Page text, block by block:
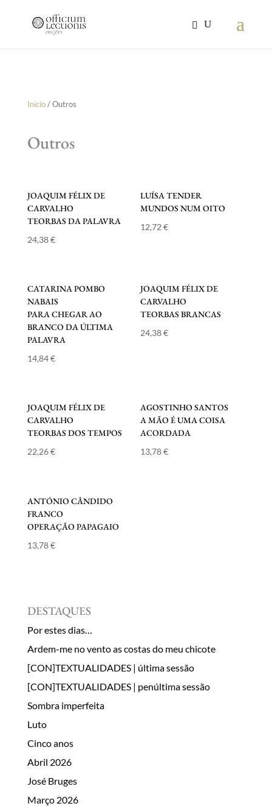
Início/ Outros
Outros
JOAQUIM FÉLIX DE
CARVALHO
TEORBAS DA PALAVRA
24,38€
LUÍSA TENDER
MUNDOS NUM OITO
12,72€
CATARINA POMBO
NABAIS
PARA CHEGAR AO
BRANCO DA ÚLTIMA
PALAVRA
14,84€
JOAQUIM FÉLIX DE
CARVALHO
TEORBAS BRANCAS
24,38€
JOAQUIM FÉLIX DE
CARVALHO
TEORBAS DOS TEMPOS
22,26€
AGOSTINHO SANTOS
A MÃO É UMA COISA
ACORDADA
13,78€
ANTÓNIO CÂNDIDO
FRANCO
OPERAÇÃO PAPAGAIO
13,78€
DESTAQUES
Por estes dias…
Ardem-me no vento as costas do meu chicote
[CON]TEXTUALIDADES | última sessão
[CON]TEXTUALIDADES | penúltima sessão
Sombra imperfeita
Luto
Cinco anos
Abril 2026
José Bruges
Março 2026